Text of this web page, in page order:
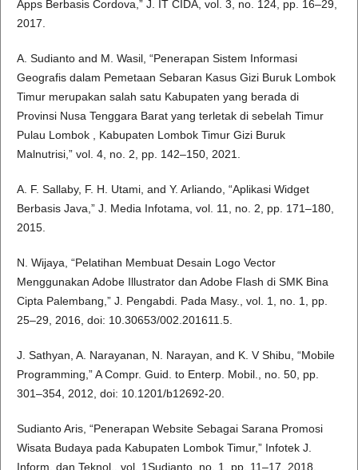
Apps Berbasis Cordova,” J. IT CIDA, vol. 3, no. 124, pp. 16–29,
2017.
A. Sudianto and M. Wasil, “Penerapan Sistem Informasi
Geografis dalam Pemetaan Sebaran Kasus Gizi Buruk Lombok
Timur merupakan salah satu Kabupaten yang berada di
Provinsi Nusa Tenggara Barat yang terletak di sebelah Timur
Pulau Lombok , Kabupaten Lombok Timur Gizi Buruk
Malnutrisi,” vol. 4, no. 2, pp. 142–150, 2021.
A. F. Sallaby, F. H. Utami, and Y. Arliando, “Aplikasi Widget
Berbasis Java,” J. Media Infotama, vol. 11, no. 2, pp. 171–180,
2015.
N. Wijaya, “Pelatihan Membuat Desain Logo Vector
Menggunakan Adobe Illustrator dan Adobe Flash di SMK Bina
Cipta Palembang,” J. Pengabdi. Pada Masy., vol. 1, no. 1, pp.
25–29, 2016, doi: 10.30653/002.201611.5.
J. Sathyan, A. Narayanan, N. Narayan, and K. V Shibu, “Mobile
Programming,” A Compr. Guid. to Enterp. Mobil., no. 50, pp.
301–354, 2012, doi: 10.1201/b12692-20.
Sudianto Aris, “Penerapan Website Sebagai Sarana Promosi
Wisata Budaya pada Kabupaten Lombok Timur,” Infotek J.
Inform. dan Teknol., vol. 1Sudianto, no. 1, pp. 11–17, 2018.